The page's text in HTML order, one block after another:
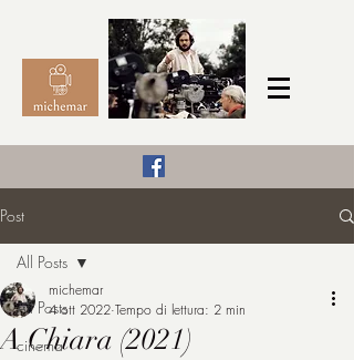
michemar
Post
All Posts
cinema
All Posts
A Chiara (2021)
michemar
4 ott 2022 Tempo di lettura: 2 min